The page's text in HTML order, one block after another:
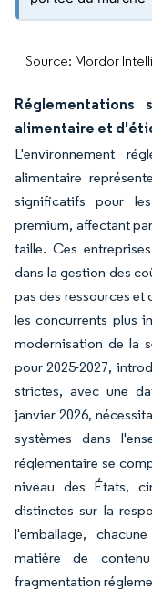
Source: Mordor
alimentaire et
L'environnement
alimentaire
significatifs pour
premium, affectant
taille. Ces
dans la gestion des
pas des ressources
les concurrents plus
modernisation de la
pour 2025-2027,
strictes, avec une
janvier 2026,
systèmes dans
réglementaire se
niveau des États,
distinctes sur la
l'emballage,
matière de
fragmentation